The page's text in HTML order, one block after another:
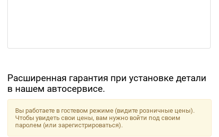
Расширенная гарантия при установке детали
в нашем автосервисе.
Вы работаете в гостевом режиме (видите розничные цены).
Чтобы увидеть свои цены, вам нужно войти под своим
паролем (или зарегистрироваться).